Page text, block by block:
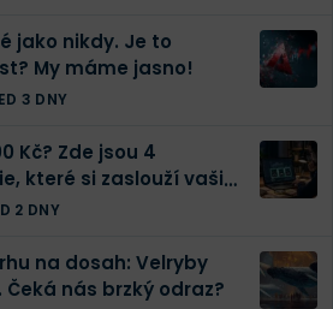
jako nikdy. Je to
My máme jasno!
3 DNY
Kč? Zde jsou 4
které si zaslouží vaši
2 DNY
na dosah: Velryby
nás brzký odraz?